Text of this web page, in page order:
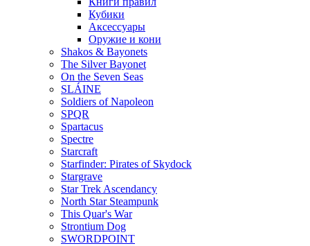
Кубики
Аксессуары
Оружие и кони
Shakos & Bayonets
The Silver Bayonet
On the Seven Seas
SLÁINE
Soldiers of Napoleon
SPQR
Spartacus
Spectre
Starcraft
Starfinder: Pirates of Skydock
Stargrave
Star Trek Ascendancy
North Star Steampunk
This Quar's War
Strontium Dog
SWORDPOINT